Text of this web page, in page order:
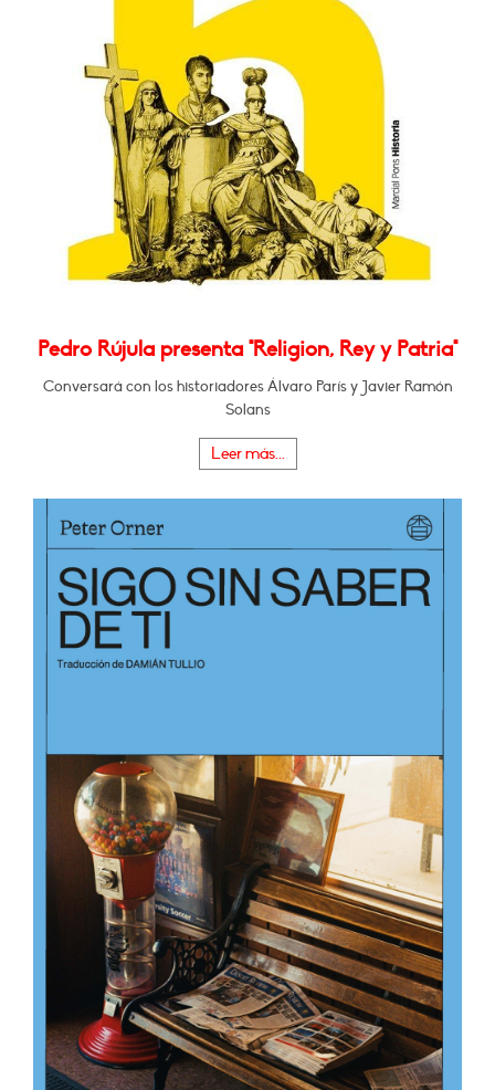
Pedro Rújula presenta "Religion, Rey y Patria"
Conversará con los historiadores Álvaro París y Javier Ramón
Solans
Leer más...